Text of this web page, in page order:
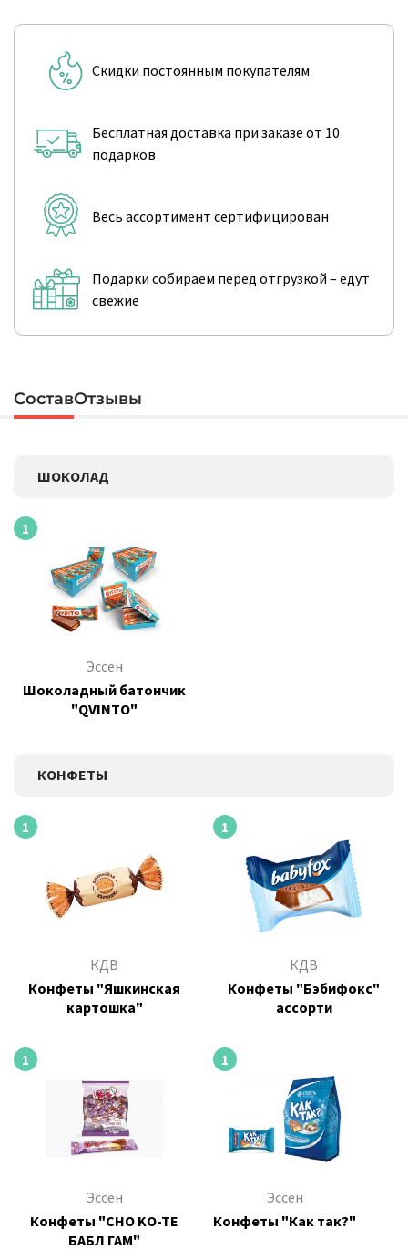
Скидки постоянным покупателям
Бесплатная доставка при заказе от 10
подарков
Весь ассортимент сертифицирован
Подарки собираем перед отгрузкой – едут
свежие
СоставОтзывы
ШОКОЛАД
1
Эссен
Шоколадный батончик
"QVINTO"
КОНФЕТЫ
1
КДВ
Конфеты "Яшкинская
картошка"
1
КДВ
Конфеты "Бэбифокс"
ассорти
1
Эссен
Конфеты "CHO KO-TE
БАБЛ ГАМ"
1
Эссен
Конфеты "Как так?"